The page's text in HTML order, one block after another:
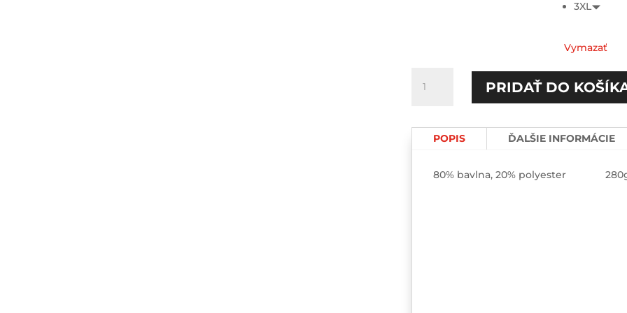
3XL
Vymazať
Nie
PRIDAŤ DO
POPIS ĎALŠIE INFORMÁCIE
80% bavlna, 20% polyester